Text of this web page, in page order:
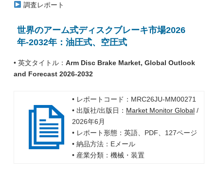
調査レポート
世界のアーム式ディスクブレーキ市場2026
年-2032年：油圧式、空圧式
• 英文タイトル： Arm Disc Brake Market, Global Outlook
and Forecast 2026-2032
• レポートコード：MRC26JU-MM00271
• 出版社/出版日： Market Monitor Global/
2026年6月
• レポート形態：英語、PDF、127ページ
• 納品方法：Eメール
• 産業分類：機械・装置